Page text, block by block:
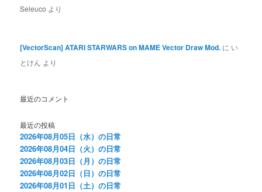
Seleuco より
[VectorScan] ATARI STARWARS on MAME Vector Draw Mod. に い
とけん より
最近のコメント
最近の投稿
2026年08月05日（水）の日常
2026年08月04日（火）の日常
2026年08月03日（月）の日常
2026年08月02日（日）の日常
2026年08月01日（土）の日常